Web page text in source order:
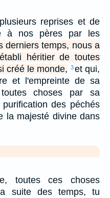
reprises et de
à nos pères par les
derniers temps, nous a
héritier de toutes
créé le monde, 3et qui,
et l'empreinte de sa
choses par sa
des péchés
la majesté divine dans
toutes ces choses
suite des temps, tu